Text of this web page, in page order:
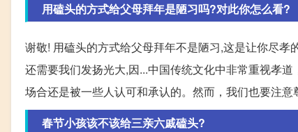
用磕头的方式给父母拜年是陋习吗?对此你怎么看?
谢敬! 用磕头的方式给父母拜年不是陋习,这是让你尽
还需要我们发扬光大,因...中国传统文化中非常重视孝
场合还是被一些人认可和承认的。然而，我们也要注
春节小孩该不该给三亲六戚磕头?